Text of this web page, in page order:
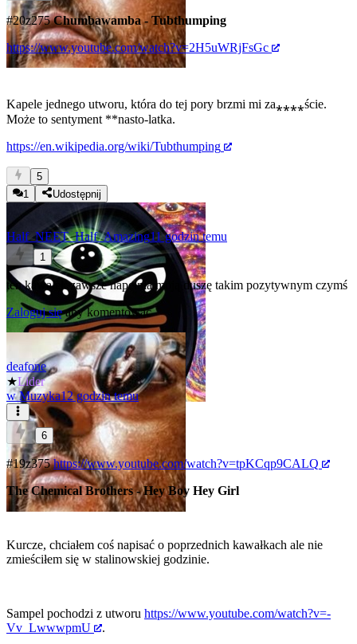
#20z275 Chumbawamba - Tubthumping
https://www.youtube.com/watch?v=2H5uWRjFsGc
Kapele jednego utworu, która do tej pory brzmi mi za⁎⁎⁎⁎ście.
Może to sentyment **nasto-latka.
https://en.wikipedia.org/wiki/Tubthumping
5
1
Udostępnij
Half_NEET_Half_Amazing11 godzin temu
1
ten kawałek zawsze napełnia moją duszę takim pozytywnym czymś
Zaloguj sięaby komentować
deafone
★Lider
w Muzyka12 godzin temu
6
#19z375 https://www.youtube.com/watch?v=tpKCqp9CALQ
The Chemical Brothers - Hey Boy Hey Girl
Kurcze, chciałem coś napisać o poprzednich kawałkach ale nie
zmieściłem się w stalinowskiej godzinie.
Sampel pochodzi z utworu https://www.youtube.com/watch?v=-
Vv_LwwwpmU
.